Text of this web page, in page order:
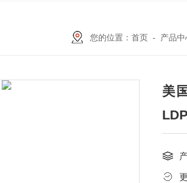
您的位置： 首页- 产品中
美